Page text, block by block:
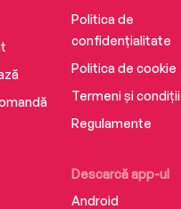
Descarcă app-ul
Android
Politica de
confidențialitate
Politica de cookie
Termeni și condiții
Regulamente